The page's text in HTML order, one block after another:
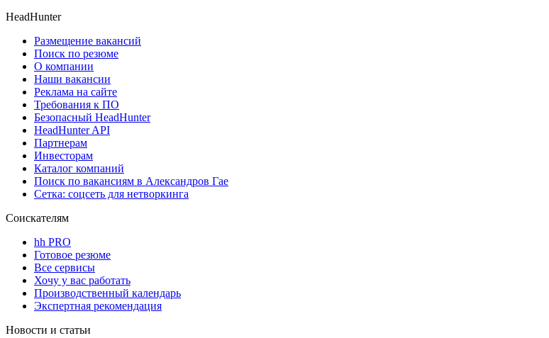
HeadHunter
Размещение вакансий
Поиск по резюме
О компании
Наши вакансии
Реклама на сайте
Требования к ПО
Безопасный HeadHunter
HeadHunter API
Партнерам
Инвесторам
Каталог компаний
Поиск по вакансиям в Александров Гае
Сетка: соцсеть для нетворкинга
Соискателям
hh PRO
Готовое резюме
Все сервисы
Хочу у вас работать
Производственный календарь
Экспертная рекомендация
Новости и статьи